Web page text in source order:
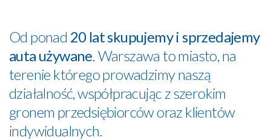
Od ponad 20 lat skupujemy i sprzedajemy
auta używane. Warszawa to miasto, na
terenie którego prowadzimy naszą
działalność, współpracując z szerokim
gronem przedsiębiorców oraz klientów
indywidualnych.